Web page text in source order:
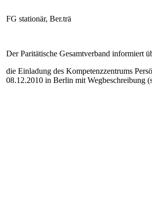
FG stationär, Ber.trä
Der Paritätische Gesamtverband informiert
die Einladung des Kompetenzzentrums
08.12.2010 in Berlin mit Wegbeschreibung